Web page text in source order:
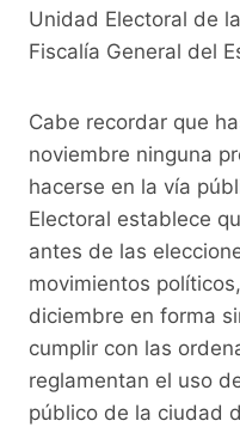
Unidad Electoral de
Fiscalía General del
Cabe recordar que
noviembre ninguna
hacerse en la vía
Electoral establece
antes de las
movimientos
diciembre en forma
cumplir con las
reglamentan el uso
público de la ciudad